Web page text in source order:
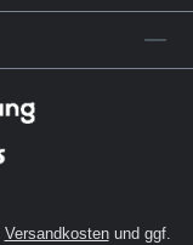
Versandkostenund ggf.